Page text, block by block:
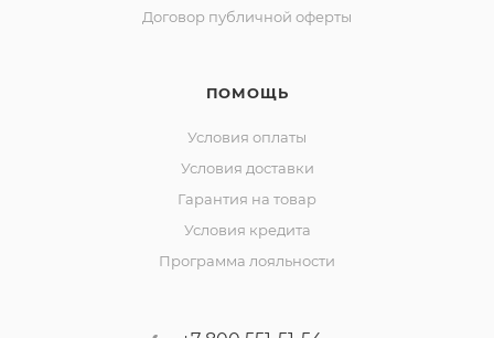
Договор публичной оферты
ПОМОЩЬ
Условия оплаты
Условия доставки
Гарантия на товар
Условия кредита
Программа лояльности